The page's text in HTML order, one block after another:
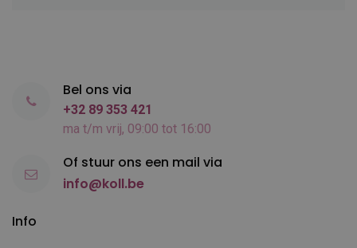
Info
Bel ons via
+32 89 353 421
ma t/m vrij, 09:00 tot 16:00
Of stuur ons een mail via
info@koll.be